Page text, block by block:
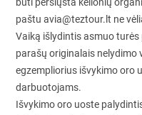
paštu avia@teztour.lt ne
Vaiką išlydintis asmuo
parašų originalais
egzempliorius išvykimo oro
darbuotojams.
Išvykimo oro uoste